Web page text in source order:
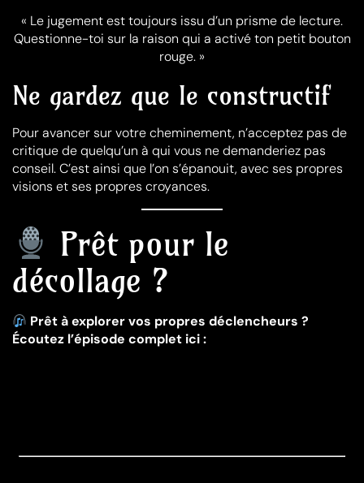
« Le jugement est toujours issu d’un prisme de lecture.
Questionne-toi sur la raison qui a activé ton petit bouton
rouge. »
Ne gardez que le constructif
Pour avancer sur votre cheminement, n’acceptez pas de
critique de quelqu’un à qui vous ne demanderiez pas
conseil. C’est ainsi que l’on s’épanouit, avec ses propres
visions et ses propres croyances.
Prêt pour le
décollage ?
Prêt à explorer vos propres déclencheurs ?
Écoutez l’épisode complet ici :